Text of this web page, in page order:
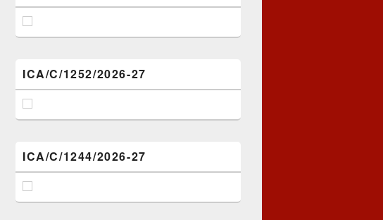
ICA/C/1252/2026-27
ICA/C/1244/2026-27